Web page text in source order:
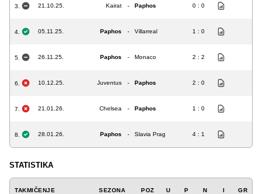
3. 21.10.25. Kairat - Paphos 0 : 0
4. 05.11.25. Paphos - Villarreal 1 : 0
5. 26.11.25. Paphos - Monaco 2 : 2
6. 10.12.25. Juventus - Paphos 2 : 0
7. 21.01.26. Chelsea - Paphos 1 : 0
8. 28.01.26. Paphos - Slavia Prag 4 : 1
STATISTIKA
TAKMIČENJE SEZONA POZ U P N I GR